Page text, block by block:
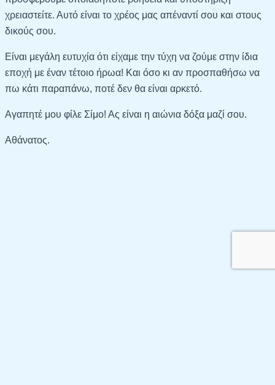
χρειαστείτε. Αυτό είναι το χρέος μας απέναντί σου και στους
δικούς σου.
Είναι μεγάλη ευτυχία ότι είχαμε την τύχη να ζούμε στην ίδια
εποχή με έναν τέτοιο ήρωα! Και όσο κι αν προσπαθήσω να
πω κάτι παραπάνω, ποτέ δεν θα είναι αρκετό.
Αγαπητέ μου φίλε Σίμο! Ας είναι η αιώνια δόξα μαζί σου.
Αθάνατος.